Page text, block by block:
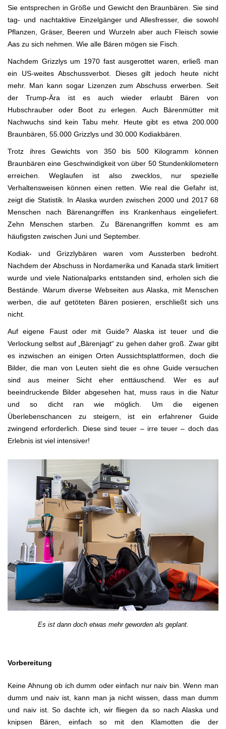
Sie entsprechen in Größe und Gewicht den Braunbären. Sie sind
tag- und nachtaktive Einzelgänger und Allesfresser, die sowohl
Pflanzen, Gräser, Beeren und Wurzeln aber auch Fleisch sowie
Aas zu sich nehmen. Wie alle Bären mögen sie Fisch.
Nachdem Grizzlys um 1970 fast ausgerottet waren, erließ man
ein US-weites Abschussverbot. Dieses gilt jedoch heute nicht
mehr. Man kann sogar Lizenzen zum Abschuss erwerben. Seit
der Trump-Ära ist es auch wieder erlaubt Bären von
Hubschrauber oder Boot zu erlegen. Auch Bärenmütter mit
Nachwuchs sind kein Tabu mehr. Heute gibt es etwa 200.000
Braunbären, 55.000 Grizzlys und 30.000 Kodiakbären.
Trotz ihres Gewichts von 350 bis 500 Kilogramm können
Braunbären eine Geschwindigkeit von über 50 Stundenkilometern
erreichen. Weglaufen ist also zwecklos, nur spezielle
Verhaltensweisen können einen retten. Wie real die Gefahr ist,
zeigt die Statistik. In Alaska wurden zwischen 2000 und 2017 68
Menschen nach Bärenangriffen ins Krankenhaus eingeliefert.
Zehn Menschen starben. Zu Bärenangriffen kommt es am
häufigsten zwischen Juni und September.
Kodiak- und Grizzlybären waren vom Aussterben bedroht.
Nachdem der Abschuss in Nordamerika und Kanada stark limitiert
wurde und viele Nationalparks entstanden sind, erholen sich die
Bestände. Warum diverse Webseiten aus Alaska, mit Menschen
werben, die auf getöteten Bären posieren, erschließt sich uns
nicht.
Auf eigene Faust oder mit Guide? Alaska ist teuer und die
Verlockung selbst auf „Bärenjagt“ zu gehen daher groß. Zwar gibt
es inzwischen an einigen Orten Aussichtsplattformen, doch die
Bilder, die man von Leuten sieht die es ohne Guide versuchen
sind aus meiner Sicht eher enttäuschend. Wer es auf
beeindruckende Bilder abgesehen hat, muss raus in die Natur
und so dicht ran wie möglich. Um die eigenen
Überlebenschancen zu steigern, ist ein erfahrener Guide
zwingend erforderlich. Diese sind teuer – irre teuer – doch das
Erlebnis ist viel intensiver!
Es ist dann doch etwas mehr geworden als geplant.
Vorbereitung
Keine Ahnung ob ich dumm oder einfach nur naiv bin. Wenn man
dumm und naiv ist, kann man ja nicht wissen, dass man dumm
und naiv ist. So dachte ich, wir fliegen da so nach Alaska und
knipsen Bären, einfach so mit den Klamotten die der